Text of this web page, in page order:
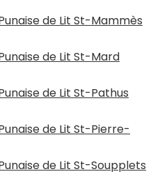
de Lit St-Mammès
de Lit St-Mard
de Lit St-Pathus
de Lit St-Pierre-
de Lit St-Soupplets